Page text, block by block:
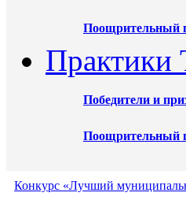
Поощрительный
Победители и
Поощрительный
Конкурс «Лучший